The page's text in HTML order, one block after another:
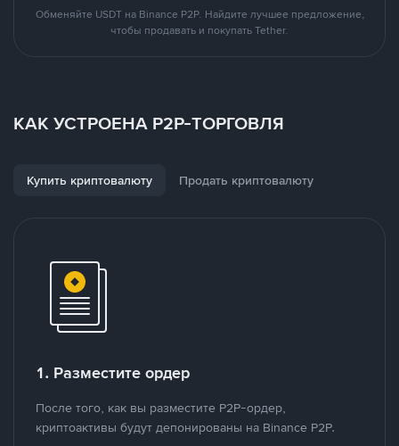
Обменяйте USDT на Binance P2P. Найдите лучшее предложение,
чтобы продавать и покупать Tether.
КАК УСТРОЕНА P2P-ТОРГОВЛЯ
Купить криптовалюту Продать криптовалюту
1. Разместите ордер
После того, как вы разместите P2P-ордер,
криптоактивы будут депонированы на Binance P2P.